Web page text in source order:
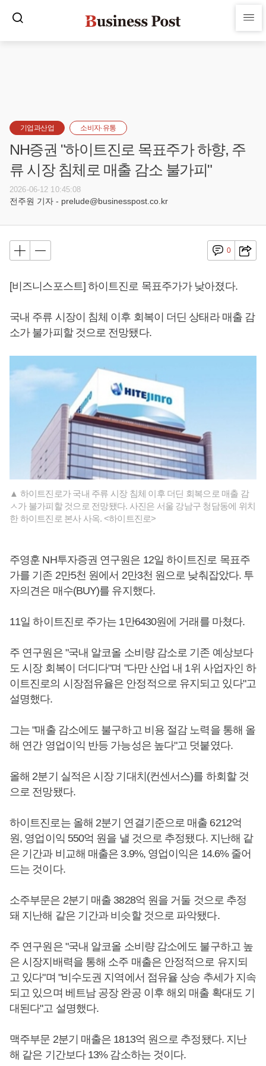
기업과산업 소비자·유통
NH증권 "하이트진로 목표주가 하향, 주
류 시장 침체로 매출 감소 불가피"
2026-06-12 10:45:08
전주원 기자 - prelude@businesspost.co.kr
0
[비즈니스포스트] 하이트진로 목표주가가 낮아졌다.
국내 주류 시장이 침체 이후 회복이 더딘 상태라 매출 감
소가 불가피할 것으로 전망됐다.
▲ 하이트진로가 국내 주류 시장 침체 이후 더딘 회복으로 매출 감
ㅅ가 불가피할 것으로 전망됐다. 사진은 서울 강남구 청담동에 위치
한 하이트진로 본사 사옥. <하이트진로>
주영훈 NH투자증권 연구원은 12일 하이트진로 목표주
가를 기존 2만5천 원에서 2만3천 원으로 낮춰잡았다. 투
자의견은 매수(BUY)를 유지했다.
11일 하이트진로 주가는 1만6430원에 거래를 마쳤다.
주 연구원은 "국내 알코올 소비량 감소로 기존 예상보다
도 시장 회복이 더디다"며 "다만 산업 내 1위 사업자인 하
이트진로의 시장점유율은 안정적으로 유지되고 있다"고
설명했다.
그는 "매출 감소에도 불구하고 비용 절감 노력을 통해 올
해 연간 영업이익 반등 가능성은 높다"고 덧붙였다.
올해 2분기 실적은 시장 기대치(컨센서스)를 하회할 것
으로 전망됐다.
하이트진로는 올해 2분기 연결기준으로 매출 6212억
원, 영업이익 550억 원을 낼 것으로 추정됐다. 지난해 같
은 기간과 비교해 매출은 3.9%, 영업이익은 14.6% 줄어
드는 것이다.
소주부문은 2분기 매출 3828억 원을 거둘 것으로 추정
돼 지난해 같은 기간과 비슷할 것으로 파악됐다.
주 연구원은 "국내 알코올 소비량 감소에도 불구하고 높
은 시장지배력을 통해 소주 매출은 안정적으로 유지되
고 있다"며 "비수도권 지역에서 점유율 상승 추세가 지속
되고 있으며 베트남 공장 완공 이후 해외 매출 확대도 기
대된다"고 설명했다.
맥주부문 2분기 매출은 1813억 원으로 추정됐다. 지난
해 같은 기간보다 13% 감소하는 것이다.